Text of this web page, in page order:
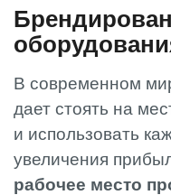
В современном
дает стоять на
и использовать
увеличения
рабочее место